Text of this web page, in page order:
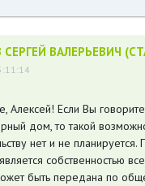
ВАЛЕРЬЕВИЧ
Алексей! Если Вы
дом, то такой
нет и не
собственностью
быть передана по